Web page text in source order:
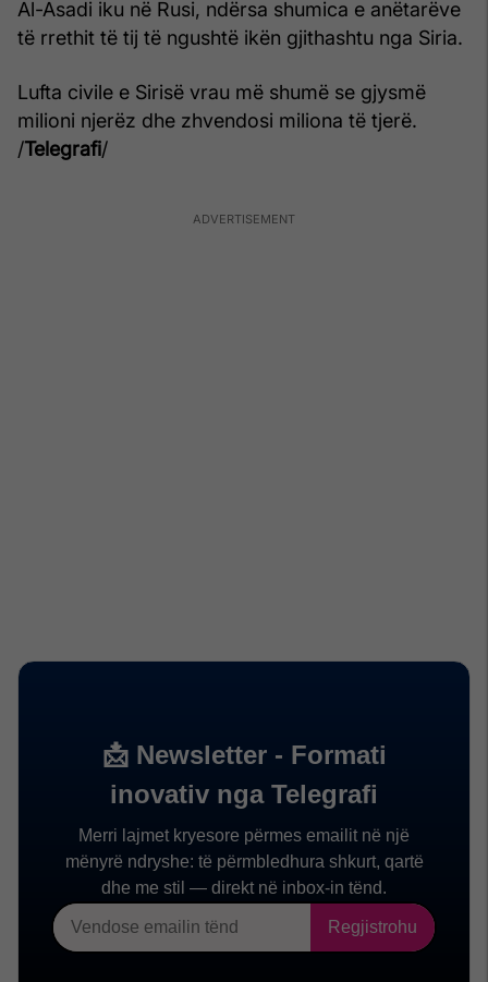
Al-Asadi iku në Rusi, ndërsa shumica e anëtarëve
të rrethit të tij të ngushtë ikën gjithashtu nga Siria.
Lufta civile e Sirisë vrau më shumë se gjysmë
milioni njerëz dhe zhvendosi miliona të tjerë.
/Telegrafi/